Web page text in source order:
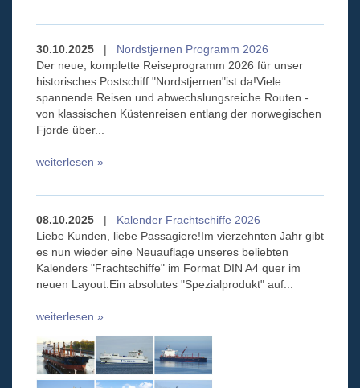
30.10.2025 | Nordstjernen Programm 2026
Der neue, komplette Reiseprogramm 2026 für unser
historisches Postschiff "Nordstjernen"ist da!Viele
spannende Reisen und abwechslungsreiche Routen -
von klassischen Küstenreisen entlang der norwegischen
Fjorde über...
weiterlesen »
08.10.2025 | Kalender Frachtschiffe 2026
Liebe Kunden, liebe Passagiere!Im vierzehnten Jahr gibt
es nun wieder eine Neuauflage unseres beliebten
Kalenders "Frachtschiffe" im Format DIN A4 quer im
neuen Layout.Ein absolutes "Spezialprodukt" auf...
weiterlesen »